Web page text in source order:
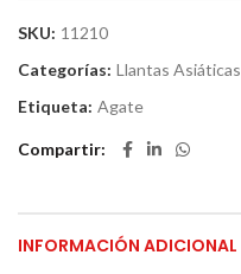
SKU: 11210
Categorías: Llantas Asiáticas
Etiqueta: Agate
Compartir
INFORMACIÓN ADICIONAL